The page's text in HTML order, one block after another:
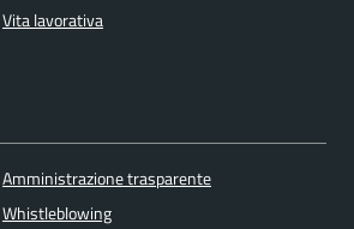
Vita lavorativa
Amministrazione trasparente
Whistleblowing